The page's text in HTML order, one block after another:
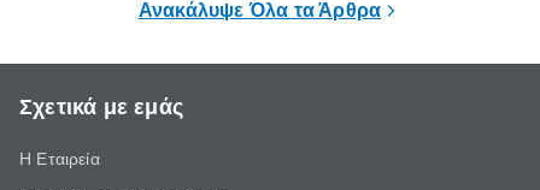
Ανακάλυψε Όλα τα Άρθρα
Σχετικά με εμάς
Η Εταιρεία